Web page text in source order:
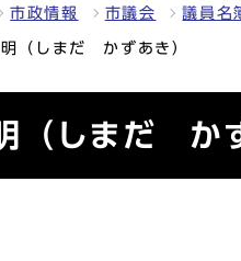
市政情報 市議会 議員名
（しまだ かずあき）
（しまだ か